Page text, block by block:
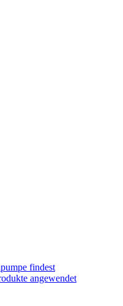
findest
angewendet